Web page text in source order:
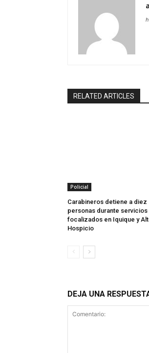
RELATED ARTICLES
Policial
Carabineros detiene a diez
personas durante servicios
focalizados en Iquique y
Hospicio
DEJA UNA